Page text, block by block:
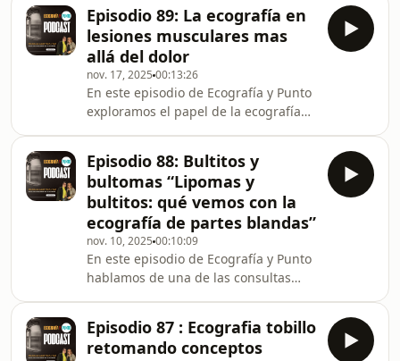
procedimientos y mejorar la toma de
decisiones clínicas. Además,
exploramos su
dependientes del operador.Únete al
reto de Ecografía que comienza el 07
de Febrero del 2026.
Episodio 89: La ecografía en
lesiones musculares mas
allá del dolor
nov. 17, 2025 00:13:26
En este episodio de Ecografía y Punto
exploramos el papel de la ecografía
rotura fibrilar.Aprenderás qué
patrones ecográficos nos ayudan a
diferenciar cada tipo de lesión, cómo
valorar la fase de recuperación y
cuándo es seguro volver a la
actividad.Porque detrás de cada dolor
muscular hay una historia que la
imagen puede contarnos
Episodio 88: Bultitos y
bultomas “Lipomas y
bultitos: qué vemos con la
ecografía de partes blandas”
nov. 10, 2025 00:10:09
En este episodio de Ecografía y Punto
hablamos de una de las consultas
saber si se trata de un lipoma, un
quiste o algo diferente?La ecografía
Episodio 87 : Ecografia tobillo
retomando conceptos